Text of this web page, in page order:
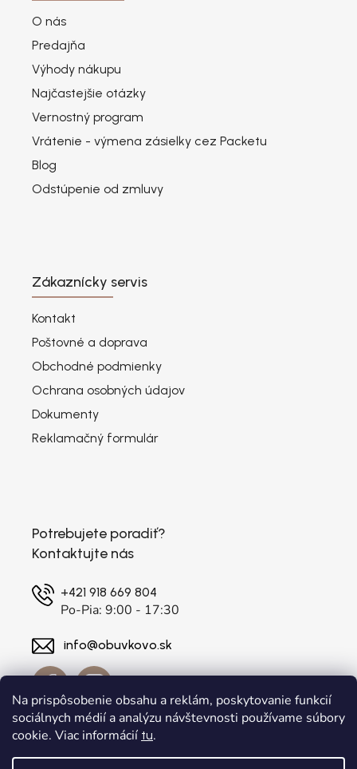
Na prispôsobenie obsahu a reklám, poskytovanie funkcií
sociálnych médií a analýzu návštevnosti používame súbory
cookie. Viac informácií tu.
O nás
Predajňa
Výhody nákupu
Najčastejšie otázky
Vernostný program
Vrátenie - výmena zásielky cez Packetu
Blog
Odstúpenie od zmluvy
Zákaznícky servis
Kontakt
Poštovné a doprava
Obchodné podmienky
Ochrana osobných údajov
Dokumenty
Reklamačný formulár
Potrebujete poradiť?
Kontaktujte nás
+421 918 669 804
Po-Pia: 9:00 - 17:30
info@obuvkovo.sk